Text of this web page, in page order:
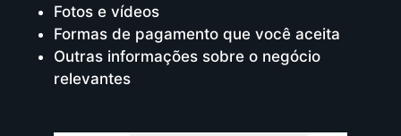
Fotos e vídeos
Formas de pagamento que você aceita
Outras informações sobre o negócio
relevantes